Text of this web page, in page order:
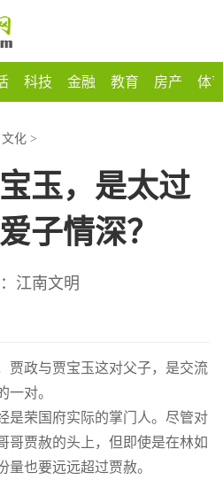
科技 金融 教育 房产 体
文化 >
玉，是太过
子情深？
江南文明
贾政与贾宝玉这对父子，是交流
一对。
是荣国府实际的掌门人。尽管对
哥贾赦的头上，但即使是在林如
量也要远远超过贾赦。